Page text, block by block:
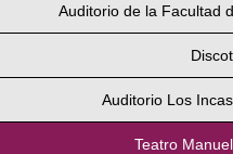
Auditorio de la Facultad
Auditorio Los
Teatro